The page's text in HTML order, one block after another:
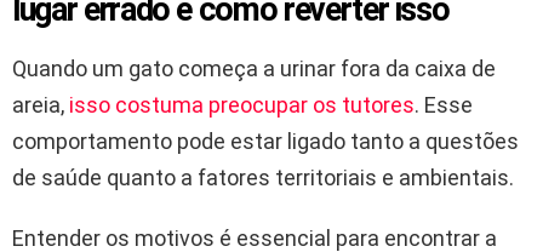
lugar errado e como reverter isso
Quando um gato começa a urinar fora da caixa de
areia, isso costuma preocupar os tutores. Esse
comportamento pode estar ligado tanto a questões
de saúde quanto a fatores territoriais e ambientais.
Entender os motivos é essencial para encontrar a